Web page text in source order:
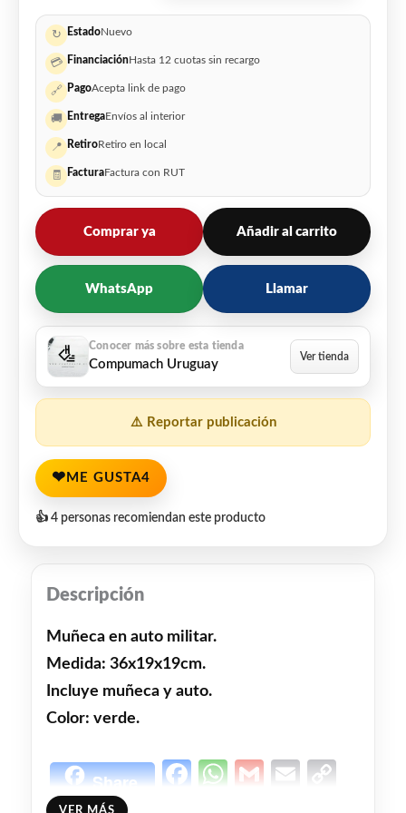
↻ EstadoNuevo
💳 FinanciaciónHasta 12 cuotas sin recargo
🔗 PagoAcepta link de pago
🚚 EntregaEnvíos al interior
📍 RetiroRetiro en local
🧾 FacturaFactura con RUT
Comprar ya Añadir al carrito
WhatsApp Llamar
Compumach Uruguay
⚠️ Reportar publicación
❤ ME GUSTA4
👍 4 personas recomiendan este producto
Descripción
Muñeca en auto militar.
Medida: 36x19x19cm.
Incluye muñeca y auto.
Color: verde.
Share Facebook
WhatsApp
Gmail
Email
VER MÁS